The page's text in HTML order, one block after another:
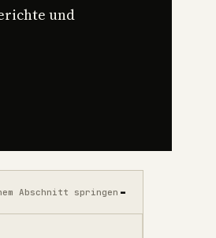
und
Abschnitt springen